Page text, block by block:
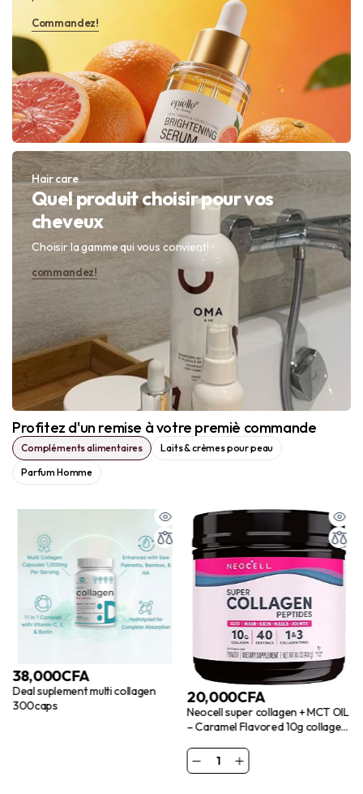
Commandez!
Hair care
Quel produit choisir pour vos
cheveux
Choisir la gamme qui vous convient!
commandez!
Profitez d'un remise à votre premiè commande
Compléments alimentaires
Laits & crèmes pour peau
Parfum Homme
38,000CFA
Deal suplement multi collagen
300caps
20,000CFA
Neocell super collagen + MCT OIL
– Caramel Flavored 10g collagen